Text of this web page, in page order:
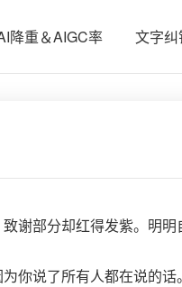
降重＆AIGC率 文字纠
谢部分却红得发紫。明
你说了所有人都在说的话。